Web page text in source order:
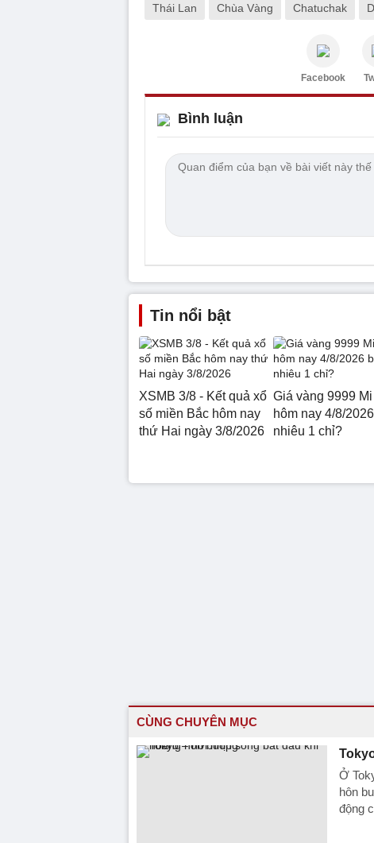
Thái Lan Chùa Vàng Chatuchak
Facebook
Bình luận
Tin nổi bật
XSMB 3/8 - Kết quả xổ
số miền Bắc hôm nay
thứ Hai ngày 3/8/2026
Giá vàng 9999
hôm nay 4/8/
nhiêu 1 chỉ?
CÙNG CHUYÊN MỤC
Ở
hôn
động